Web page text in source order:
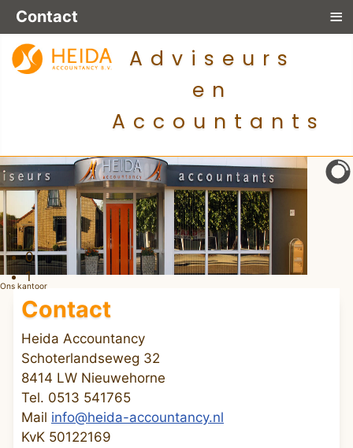
Adviseurs
en
Accountants
Ons kantoor
0
1
Contact
Heida Accountancy
Schoterlandseweg 32
8414 LW Nieuwehorne
Tel. 0513 541765
Mail info@heida-accountancy.nl
KvK 50122169
Contact ≡